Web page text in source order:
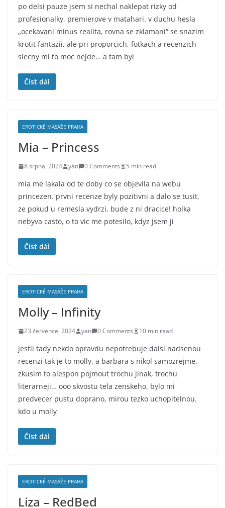
po delsi pauze jsem si nechal naklepat rizky od
profesionalky, premierove v matahari. v duchu hesla
„ocekavani minus realita, rovna se zklamani“ se snazim
krotit fantazii, ale pri proporcich, fotkach a recenzich
slecny mi to moc nejde… a tam byl
Číst dál
EROTICKÉ MASÁŽE PRAHA
Mia – Princess
8 srpna, 2024 yan 0 Comments 5 min read
mia me lakala od te doby co se objevila na webu
princezen. prvni recenze byly pozitivni a dalo se tusit,
ze pokud u remesla vydrzi, bude z ni dracice! holka
nebyva casto, o to vic me potesilo, kdyz jsem ji
Číst dál
EROTICKÉ MASÁŽE PRAHA
Molly – Infinity
23 července, 2024 yan 0 Comments 10 min read
jestli tady nekdo opravdu nepotrebuje dalsi nadsenou
recenzi tak je to molly. a barbara s nikol samozrejme.
zkusim to alespon pojmout trochu jinak, trochu
literarneji… ooo skvostu tela zenskeho, bylo mi
predvecer pustu doprano, mirou tezko uchopitelnou.
kdo u molly
Číst dál
EROTICKÉ MASÁŽE PRAHA
Liza – RedBed